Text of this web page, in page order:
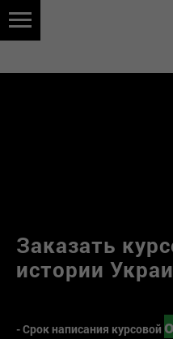
Заказать
истории
- Срок написания курсовой